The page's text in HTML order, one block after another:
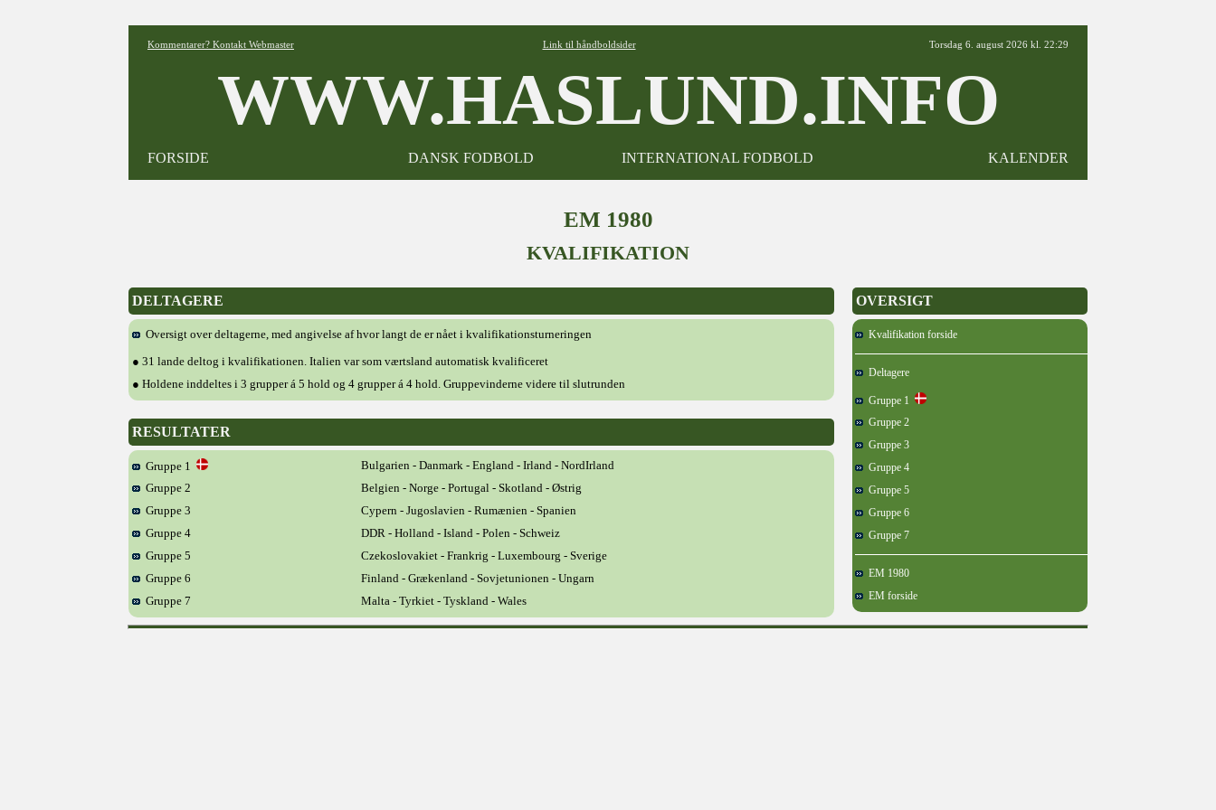
Kommentarer? Kontakt Webmaster Link til håndboldsider Torsdag 6. august 2026 kl. 22:29
WWW.HASLUND.INFO
FORSIDE DANSK FODBOLD INTERNATIONAL FODBOLD KALENDER
EM 1980
KVALIFIKATION
DELTAGERE
Oversigt over deltagerne, med angivelse af hvor langt de er nået i kvalifikationsturneringen
● 31 lande deltog i kvalifikationen. Italien var som værtsland automatisk kvalificeret
● Holdene inddeltes i 3 grupper á 5 hold og 4 grupper á 4 hold. Gruppevinderne videre til slutrunden
RESULTATER
Gruppe 1
Bulgarien - Danmark - England - Irland - NordIrland
Gruppe 2
Belgien - Norge - Portugal - Skotland - Østrig
Gruppe 3
Cypern - Jugoslavien - Rumænien - Spanien
Gruppe 4
DDR - Holland - Island - Polen - Schweiz
Gruppe 5
Czekoslovakiet - Frankrig - Luxembourg - Sverige
Gruppe 6
Finland - Grækenland - Sovjetunionen - Ungarn
Gruppe 7
Malta - Tyrkiet - Tyskland - Wales
OVERSIGT
Kvalifikation forside
Deltagere
Gruppe 1
Gruppe 2
Gruppe 3
Gruppe 4
Gruppe 5
Gruppe 6
Gruppe 7
EM 1980
EM forside